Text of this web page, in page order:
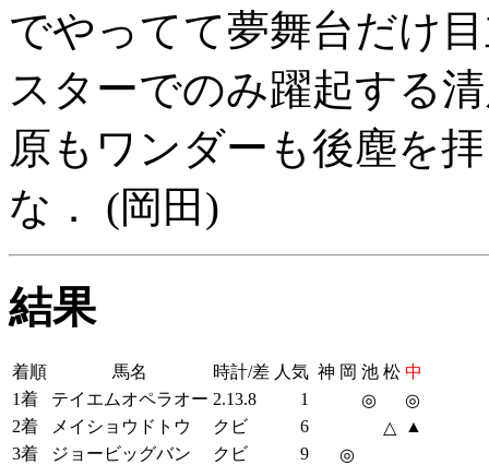
でやってて夢舞台だけ
スターでのみ躍起する
原もワンダーも後塵を
な． (岡田)
結果
着順 馬名 時計/差 人気 神 岡 池 松 中
1着
テイエムオペラオー 2.13.8 1 ◎
◎
2着
メイショウドトウ クビ 6 △
▲
3着
ジョービッグバン クビ 9
◎